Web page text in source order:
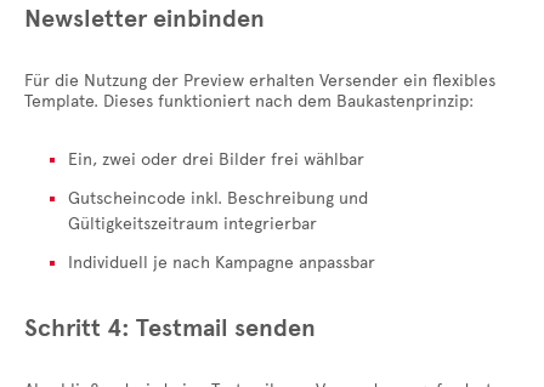
Newsletter einbinden
Für die Nutzung der Preview erhalten Versender ein flexibles
Template. Dieses funktioniert nach dem Baukastenprinzip:
Ein, zwei oder drei Bilder frei wählbar
Gutscheincode inkl. Beschreibung und
Gültigkeitszeitraum integrierbar
Individuell je nach Kampagne anpassbar
Schritt 4: Testmail senden